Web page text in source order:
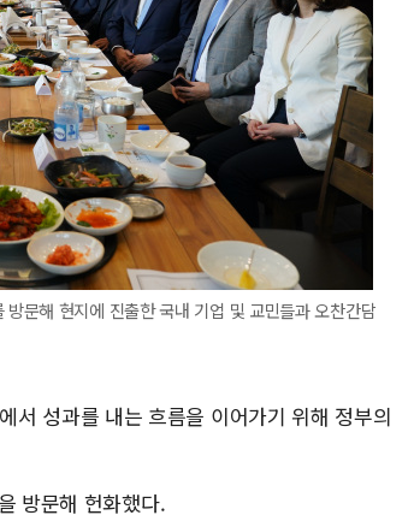
문해 현지에 진출한 국내 기업 및 교민들과 오찬간담
서 성과를 내는 흐름을 이어가기 위해 정부의
방문해 헌화했다.